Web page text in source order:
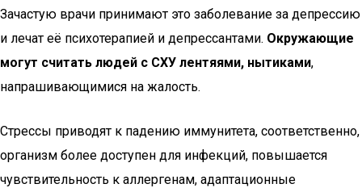
Зачастую врачи принимают это заболевание за депрессию
и лечат её психотерапией и депрессантами. Окружающие
могут считать людей с СХУ лентяями, нытиками,
напрашивающимися на жалость.
Стрессы приводят к падению иммунитета, соответственно,
организм более доступен для инфекций, повышается
чувствительность к аллергенам, адаптационные